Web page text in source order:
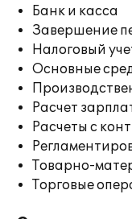
Банк и касса
Завершение
Налоговый
Основные
Расчет
Расчеты с
Товарно-
Торговые